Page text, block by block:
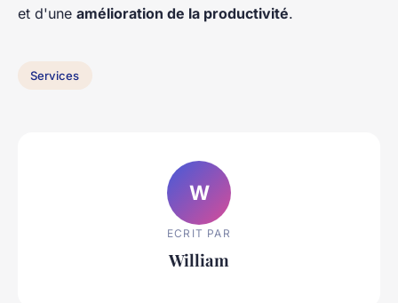
et d'une amélioration de la productivité.
Services
W
ECRIT PAR
William